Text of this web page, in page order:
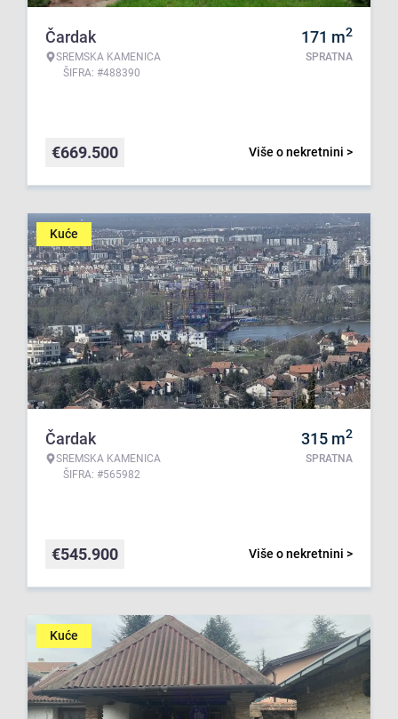
Čardak
SREMSKA KAMENICA
ŠIFRA: #488390
171 m2
SPRATNA
Više o nekretnini >
€669.500
Kuće
Čardak
SREMSKA KAMENICA
ŠIFRA: #565982
315 m2
SPRATNA
Više o nekretnini >
€545.900
Kuće